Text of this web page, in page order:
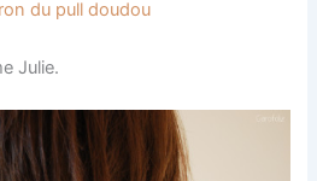
du pull doudou
Julie.